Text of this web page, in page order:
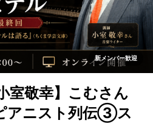
新メンバー歓迎
室敬幸】こむさん
アニスト列伝③ス